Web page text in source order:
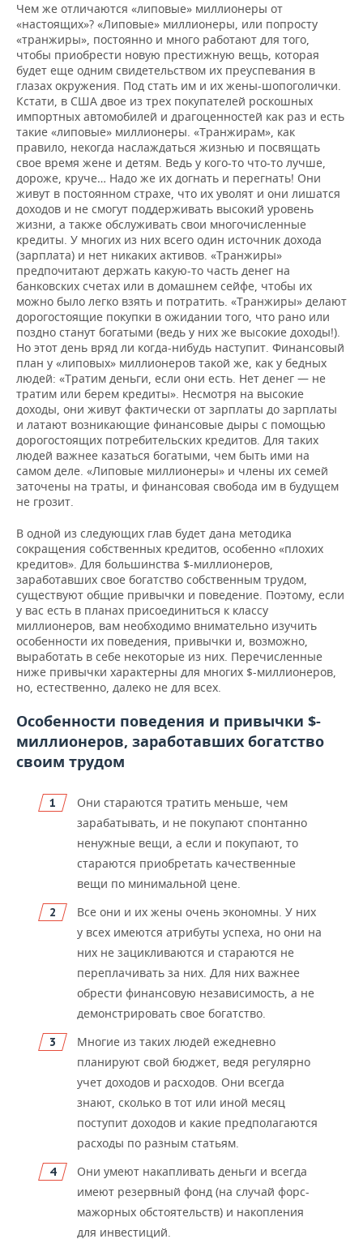
Чем же отличаются «липовые» миллионеры от
«настоящих»? «Липовые» миллионеры, или попросту
«транжиры», постоянно и много работают для того,
чтобы приобрести новую престижную вещь, которая
будет еще одним свидетельством их преуспевания в
глазах окружения. Под стать им и их жены-шопоголички.
Кстати, в США двое из трех покупателей роскошных
импортных автомобилей и драгоценностей как раз и есть
такие «липовые» миллионеры. «Транжирам», как
правило, некогда наслаждаться жизнью и посвящать
свое время жене и детям. Ведь у кого-то что-то лучше,
дороже, круче… Надо же их догнать и перегнать! Они
живут в постоянном страхе, что их уволят и они лишатся
доходов и не смогут поддерживать высокий уровень
жизни, а также обслуживать свои многочисленные
кредиты. У многих из них всего один источник дохода
(зарплата) и нет никаких активов. «Транжиры»
предпочитают держать какую-то часть денег на
банковских счетах или в домашнем сейфе, чтобы их
можно было легко взять и потратить. «Транжиры» делают
дорогостоящие покупки в ожидании того, что рано или
поздно станут богатыми (ведь у них же высокие доходы!).
Но этот день вряд ли когда-нибудь наступит. Финансовый
план у «липовых» миллионеров такой же, как у бедных
людей: «Тратим деньги, если они есть. Нет денег — не
тратим или берем кредиты». Несмотря на высокие
доходы, они живут фактически от зарплаты до зарплаты
и латают возникающие финансовые дыры с помощью
дорогостоящих потребительских кредитов. Для таких
людей важнее казаться богатыми, чем быть ими на
самом деле. «Липовые миллионеры» и члены их семей
заточены на траты, и финансовая свобода им в будущем
не грозит.
В одной из следующих глав будет дана методика
сокращения собственных кредитов, особенно «плохих
кредитов». Для большинства $-миллионеров,
заработавших свое богатство собственным трудом,
существуют общие привычки и поведение. Поэтому, если
у вас есть в планах присоединиться к классу
миллионеров, вам необходимо внимательно изучить
особенности их поведения, привычки и, возможно,
выработать в себе некоторые из них. Перечисленные
ниже привычки характерны для многих $-миллионеров,
но, естественно, далеко не для всех.
Особенности поведения и привычки $-
миллионеров, заработавших богатство
своим трудом
Они стараются тратить меньше, чем
зарабатывать, и не покупают спонтанно
ненужные вещи, а если и покупают, то
стараются приобретать качественные
вещи по минимальной цене.
Все они и их жены очень экономны. У них
у всех имеются атрибуты успеха, но они на
них не зацикливаются и стараются не
переплачивать за них. Для них важнее
обрести финансовую независимость, а не
демонстрировать свое богатство.
Многие из таких людей ежедневно
планируют свой бюджет, ведя регулярно
учет доходов и расходов. Они всегда
знают, сколько в тот или иной месяц
поступит доходов и какие предполагаются
расходы по разным статьям.
Они умеют накапливать деньги и всегда
имеют резервный фонд (на случай форс-
мажорных обстоятельств) и накопления
для инвестиций.